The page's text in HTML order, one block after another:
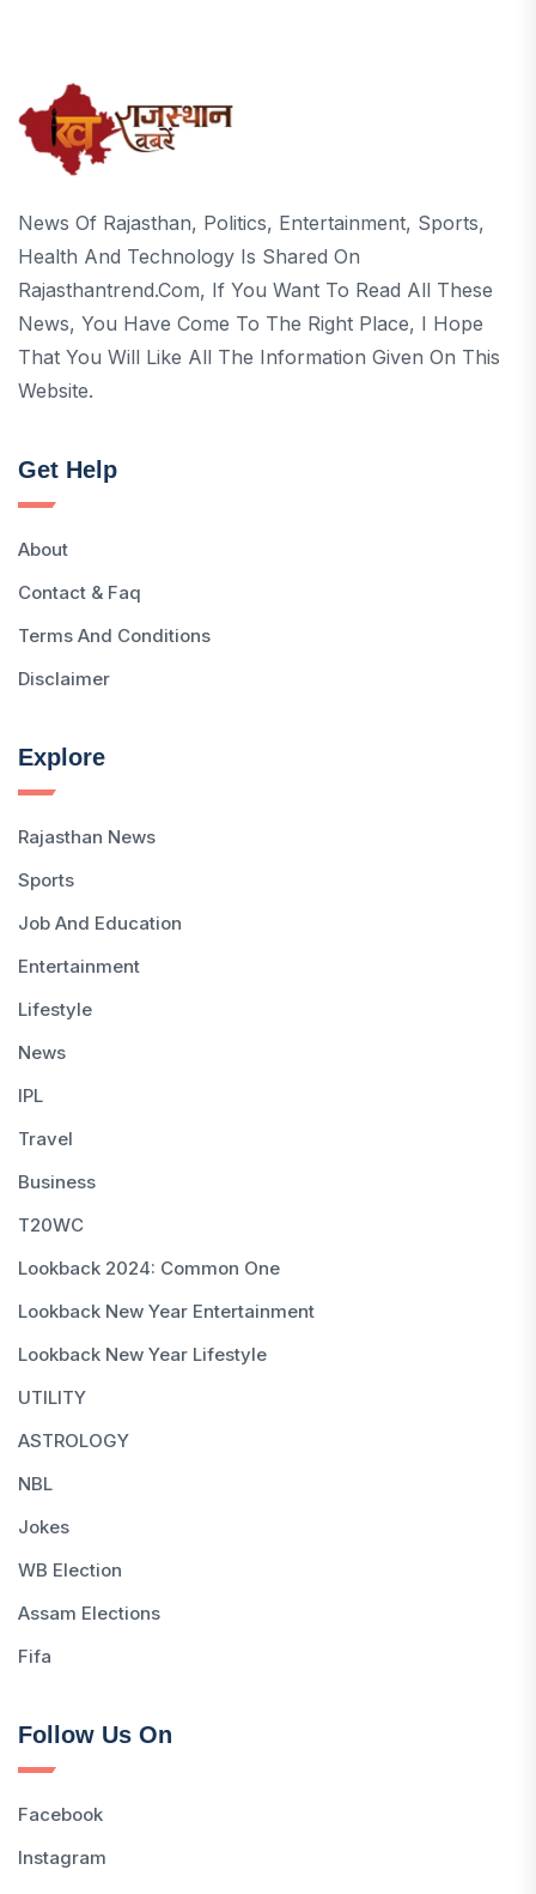
News Of Rajasthan, Politics, Entertainment, Sports,
Health And Technology Is Shared On
Rajasthantrend.com, If You Want To Read All These
News, You Have Come To The Right Place, I Hope
That You Will Like All The Information Given On This
Website.
Get Help
About
Contact & Faq
Terms And Conditions
Disclaimer
Explore
Rajasthan News
Sports
Job And Education
Entertainment
Lifestyle
News
IPL
Travel
Business
T20WC
Lookback 2024: Common One
Lookback New Year Entertainment
Lookback New Year Lifestyle
UTILITY
ASTROLOGY
NBL
Jokes
WB Election
Assam Elections
Fifa
Follow Us On
Facebook
Instagram